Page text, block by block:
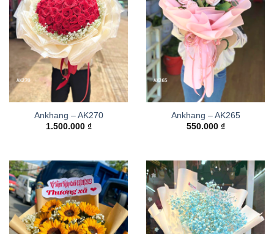
Ankhang – AK270
1.500.000 ₫
Ankhang – AK265
550.000 ₫